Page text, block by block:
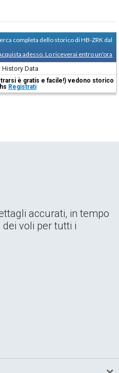
completa dello storico di HB-ZRK dal
adesso. Lo riceverai entro un'ora
History Data
è gratis e facile!) vedono storico
Registrati
accurati, in tempo
voli per tutti i